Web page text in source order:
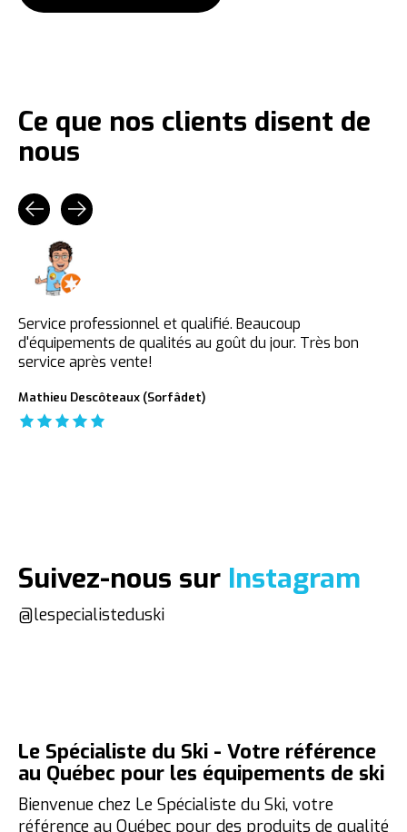
Ce que nos clients disent de
nous
Testimonial items
Service professionnel et qualifié. Beaucoup
d'équipements de qualités au goût du jour. Très bon
service après vente!
Mathieu Descôteaux (Sorfâdet)
The rating of this product is
Suivez-nous sur Instagram
@lespecialisteduski
Le Spécialiste du Ski - Votre référence
au Québec pour les équipements de ski
Bienvenue chez Le Spécialiste du Ski, votre
référence au Québec pour des produits de qualité